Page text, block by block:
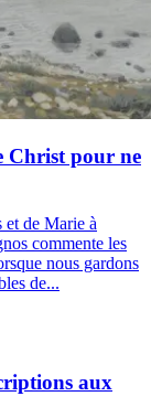
Christ pour ne
et de Marie à
commente les
nous gardons
de...
aux